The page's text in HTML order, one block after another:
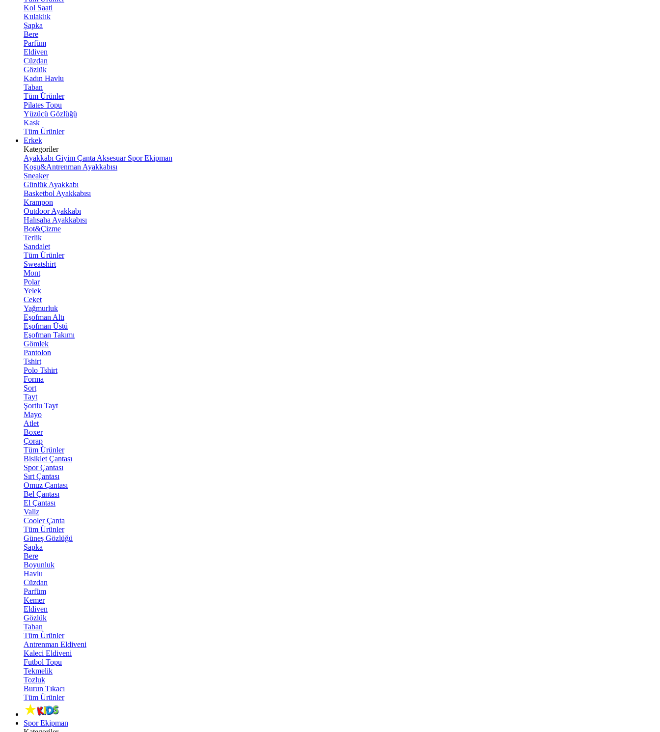
Kol Saati
Kulaklık
Şapka
Bere
Parfüm
Eldiven
Cüzdan
Gözlük
Kadın Havlu
Taban
Tüm Ürünler
Pilates Topu
Yüzücü Gözlüğü
Kask
Tüm Ürünler
Erkek
Kategoriler
Ayakkabı Giyim Çanta Aksesuar Spor Ekipman
Koşu&Antrenman Ayakkabısı
Sneaker
Günlük Ayakkabı
Basketbol Ayakkabısı
Krampon
Outdoor Ayakkabı
Halısaha Ayakkabısı
Bot&Çizme
Terlik
Sandalet
Tüm Ürünler
Sweatshirt
Mont
Polar
Yelek
Ceket
Yağmurluk
Eşofman Altı
Eşofman Üstü
Eşofman Takımı
Gömlek
Pantolon
Tshirt
Polo Tshirt
Forma
Şort
Tayt
Şortlu Tayt
Mayo
Atlet
Boxer
Çorap
Tüm Ürünler
Bisiklet Çantası
Spor Çantası
Sırt Çantası
Omuz Çantası
Bel Çantası
El Çantası
Valiz
Cooler Çanta
Tüm Ürünler
Güneş Gözlüğü
Şapka
Bere
Boyunluk
Havlu
Cüzdan
Parfüm
Kemer
Eldiven
Gözlük
Taban
Tüm Ürünler
Antrenman Eldiveni
Kaleci Eldiveni
Futbol Topu
Tekmelik
Tozluk
Burun Tıkacı
Tüm Ürünler
Spor Ekipman